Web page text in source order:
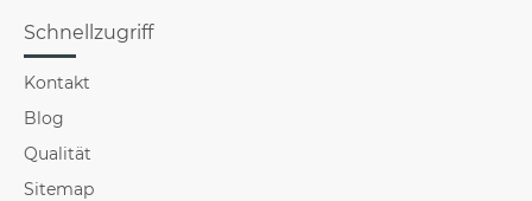
Schnellzugriff
Kontakt
Blog
Qualität
Sitemap